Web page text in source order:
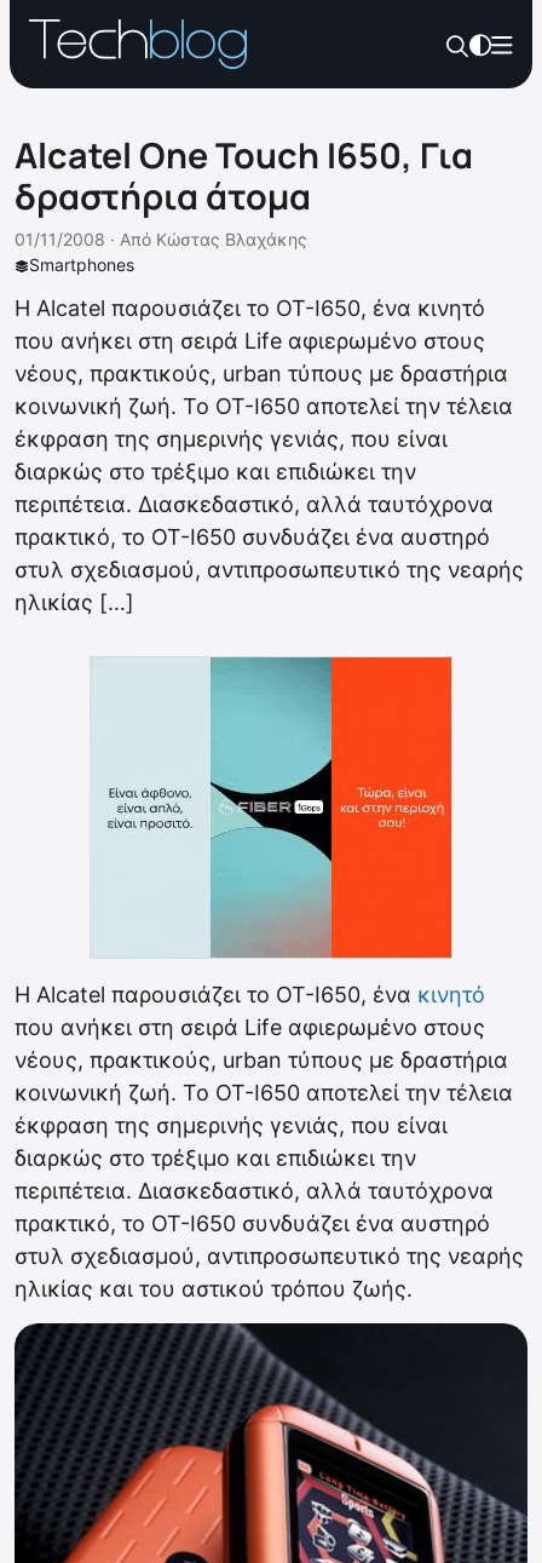
Alcatel One Touch I650, Για
δραστήρια άτομα
Smartphones
01/11/2008 · Από Κώστας Βλαχάκης
Η Alcatel παρουσιάζει το OT-I650, ένα κινητό
που ανήκει στη σειρά Life αφιερωμένο στους
νέους, πρακτικούς, urban τύπους με δραστήρια
κοινωνική ζωή. Το OT-I650 αποτελεί την τέλεια
έκφραση της σημερινής γενιάς, που είναι
διαρκώς στο τρέξιμο και επιδιώκει την
περιπέτεια. Διασκεδαστικό, αλλά ταυτόχρονα
πρακτικό, το OT-I650 συνδυάζει ένα αυστηρό
στυλ σχεδιασμού, αντιπροσωπευτικό της νεαρής
ηλικίας […]
Η Alcatel παρουσιάζει το OT-I650, ένα κινητό
που ανήκει στη σειρά Life αφιερωμένο στους
νέους, πρακτικούς, urban τύπους με δραστήρια
κοινωνική ζωή. Το OT-I650 αποτελεί την τέλεια
έκφραση της σημερινής γενιάς, που είναι
διαρκώς στο τρέξιμο και επιδιώκει την
περιπέτεια. Διασκεδαστικό, αλλά ταυτόχρονα
πρακτικό, το OT-I650 συνδυάζει ένα αυστηρό
στυλ σχεδιασμού, αντιπροσωπευτικό της νεαρής
ηλικίας και του αστικού τρόπου ζωής.